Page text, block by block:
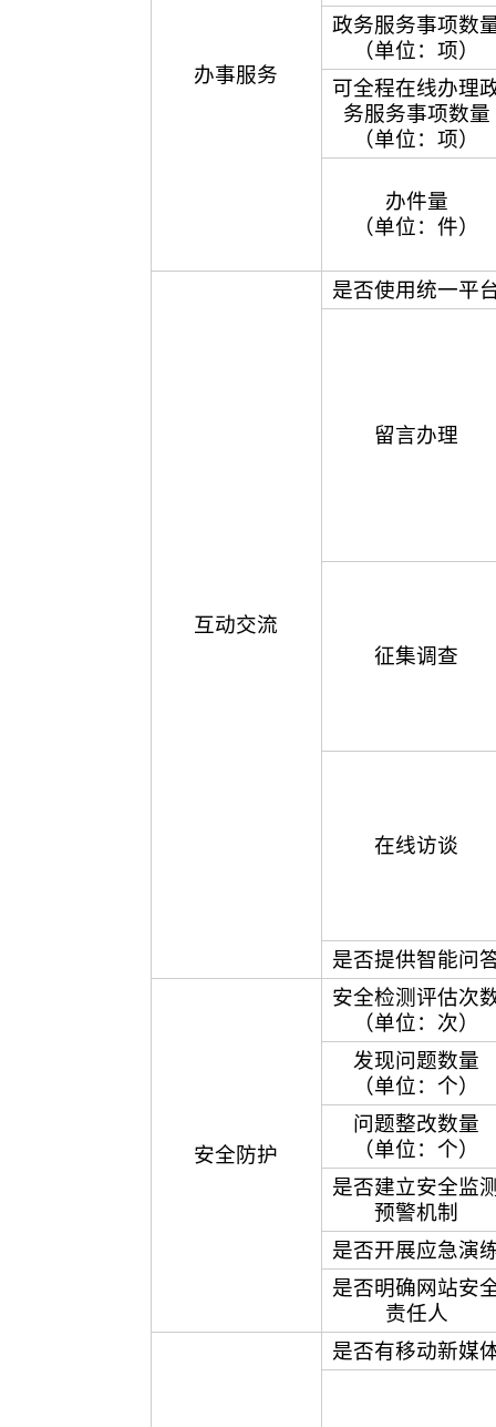
办事服务
政务服务事项数
（单位：项）
可全程在线办理
务服务事项数量
（单位：项）
办件量
（单位：件）
互动交流
是否使用统一平
留言办理
征集调查
在线访谈
是否提供智能问
安全防护
安全检测评估次
（单位：次）
发现问题数量
（单位：个）
问题整改数量
（单位：个）
是否建立安全监
预警机制
是否开展应急演
是否明确网站安
责任人
是否有移动新媒